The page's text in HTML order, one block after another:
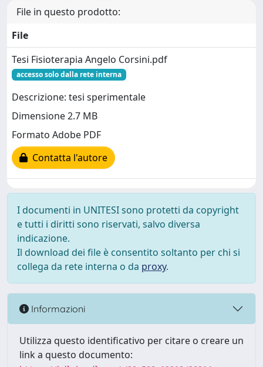
File in questo prodotto:
File
Tesi Fisioterapia Angelo Corsini.pdf
accesso solo dalla rete interna
Descrizione: tesi sperimentale
Dimensione 2.7 MB
Formato Adobe PDF
Contatta l'autore
I documenti in UNITESI sono protetti da copyright
e tutti i diritti sono riservati, salvo diversa
indicazione.
Il download dei file è consentito soltanto per chi si
collega da rete interna o da proxy.
Informazioni
Utilizza questo identificativo per citare o creare un
link a questo documento: